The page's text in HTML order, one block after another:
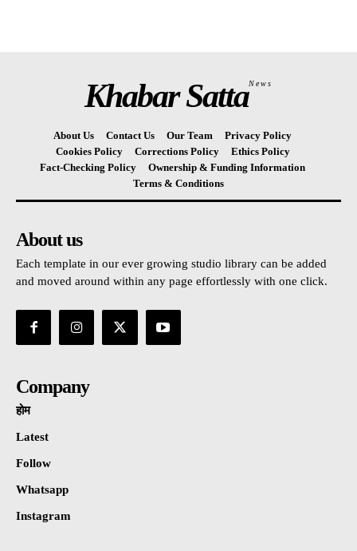
Khabar SattaNews
About Us Contact Us Our Team
Privacy Policy
Cookies Policy
Corrections Policy
Ethics Policy
Fact-Checking Policy
Ownership & Funding Information
Terms & Conditions
About us
Each template in our ever growing studio library can be added
and moved around within any page effortlessly with one click.
Company
होम
Latest
Follow
Whatsapp
Instagram